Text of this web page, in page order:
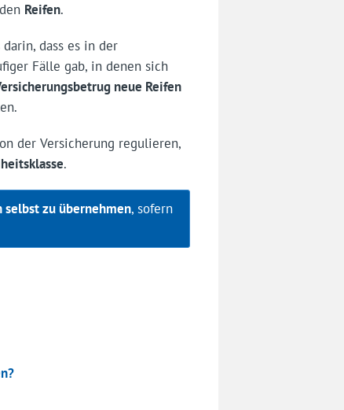
Reifen.
dass es in der
Fälle gab, in denen sich
neue Reifen
der Versicherung regulieren,
.
selbst zu übernehmen, sofern